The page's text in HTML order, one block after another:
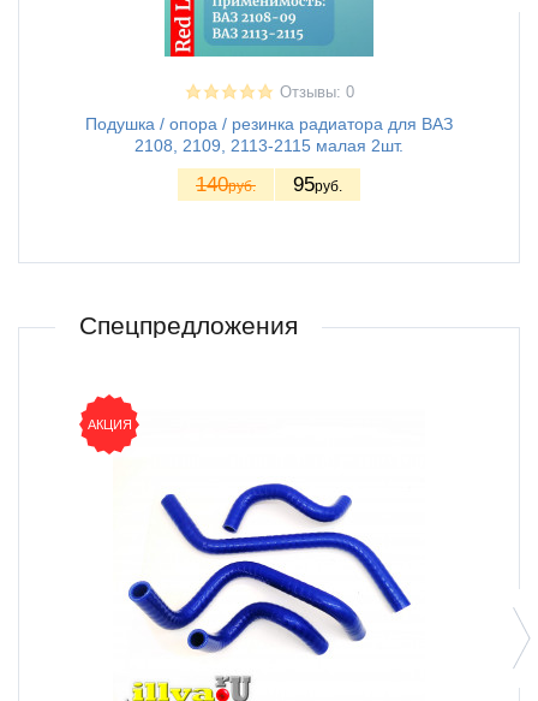
Отзывы: 0
Подушка / опора / резинка радиатора для ВАЗ
2108, 2109, 2113-2115 малая 2шт.
140руб. 95руб.
Спецпредложения
АКЦИЯ